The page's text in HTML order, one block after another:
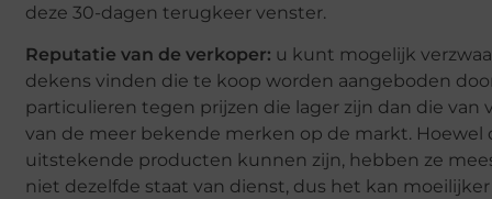
deze 30-dagen terugkeer venster.
Reputatie van de verkoper: u kunt mogelijk
dekens vinden die te koop worden aangeboden
particulieren tegen prijzen die lager zijn dan die van
van de meer bekende merken op de markt. Hoewel
uitstekende producten kunnen zijn, hebben ze
niet dezelfde staat van dienst, dus het kan